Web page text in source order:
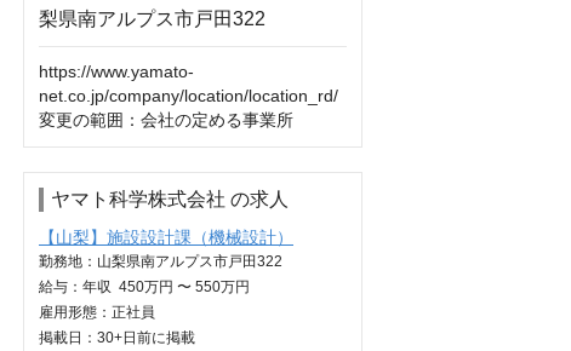
https://www.yamato-
net.co.jp/company/location/location_rd/
変更の範囲：会社の定める事業所
ヤマト科学株式会社 の求人
【山梨】施設設計課（機械設計）
勤務地：山梨県南アルプス市戸田322
給与： 年収 450万円 〜 550万円
雇用形態：正社員
掲載日： 30+日 前に掲載